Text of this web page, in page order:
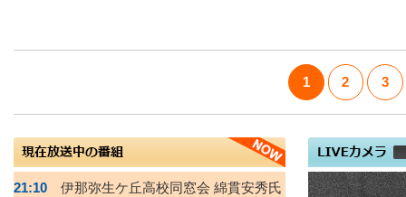
1 2 3
21:10
伊那弥生ケ丘高校同窓会 綿貫安秀氏